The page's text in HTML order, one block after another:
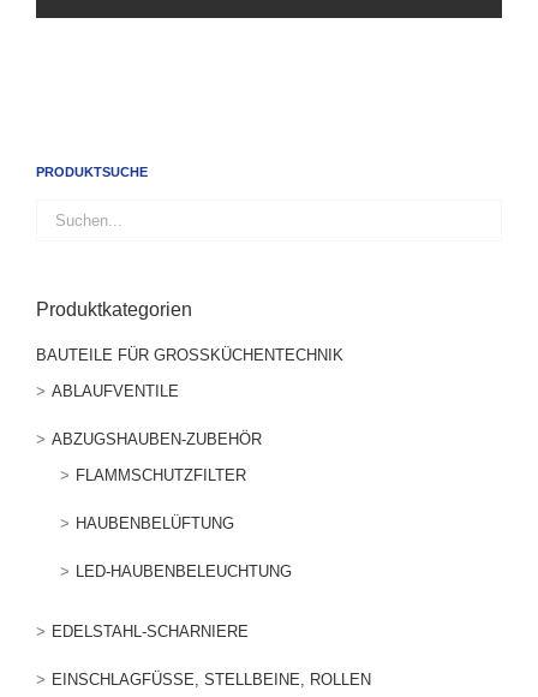
PRODUKTSUCHE
Produktkategorien
BAUTEILE FÜR GROSSKÜCHENTECHNIK
ABLAUFVENTILE
ABZUGSHAUBEN-ZUBEHÖR
FLAMMSCHUTZFILTER
HAUBENBELÜFTUNG
LED-HAUBENBELEUCHTUNG
EDELSTAHL-SCHARNIERE
EINSCHLAGFÜSSE, STELLBEINE, ROLLEN